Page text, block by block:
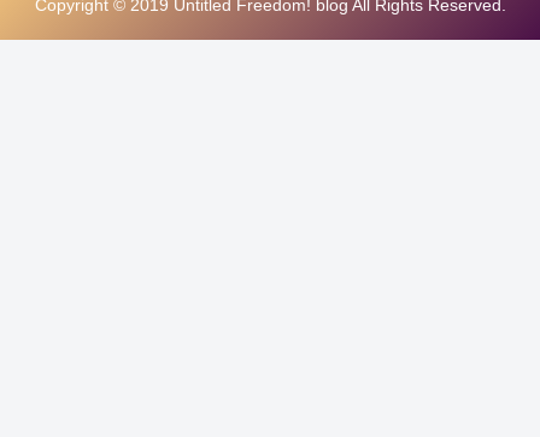
Copyright © 2019 Untitled Freedom! blog All Rights Reserved.